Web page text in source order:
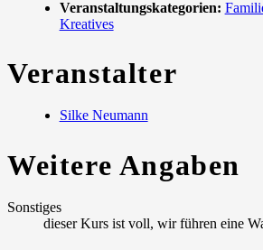
Veranstaltungskategorien:
Kreatives
Veranstalter
Silke Neumann
Weitere Angaben
Sonstiges
dieser Kurs ist voll, wir führen eine